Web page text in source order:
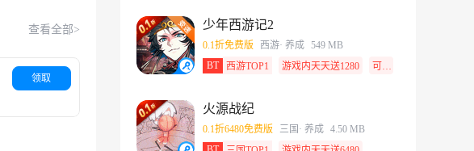
查看全部>
领取
少年西游记2
0.1折免费版 西游· 养成 549 MB
BT
西游TOP1 游戏内天天送1280 可囤代金券
火源战纪
0.1折6480免费版 三国 · 养成 4.50 MB